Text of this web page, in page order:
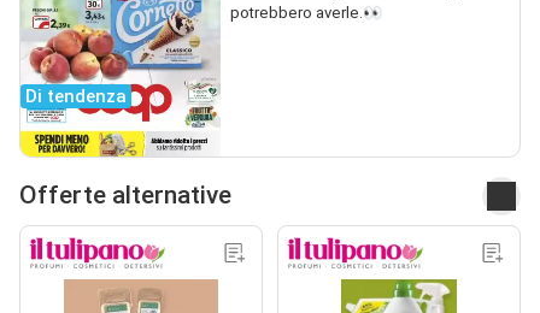
Di tendenza
potrebbero averle.👀
Offerte alternative